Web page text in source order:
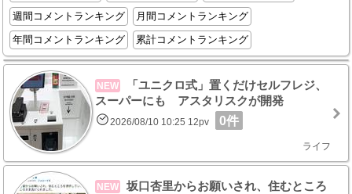
週間コメントランキング
月間コメントランキング
年間コメントランキング
累計コメントランキング
NEW
「ユニクロ式」置くだけセルフレジ、
スーパーにも アスタリスクが開発
2026/08/10 10:25 12pv 0件
ライフ
NEW
坂口杏里からお願いされ、住むところ